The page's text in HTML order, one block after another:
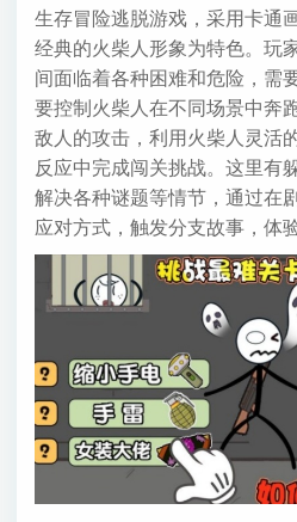
生存冒险逃脱游戏，采用卡通
经典的火柴人形象为特色。玩
间面临着各种困难和危险，需
要控制火柴人在不同场景中奔
敌人的攻击，利用火柴人灵活
反应中完成闯关挑战。这里有
解决各种谜题等情节，通过在
应对方式，触发分支故事，体